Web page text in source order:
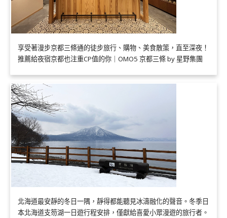
享受著漫步京都三條通的徒步旅行、購物、美食散策，直至深夜！
推薦給夜宿京都也注重CP值的你｜OMO5 京都三條 by 星野集團
北海道最安靜的冬日一隅，靜得都能聽見冰濤融化的聲音。冬季日
本北海道支笏湖一日遊行程安排，僅獻給喜愛小眾漫遊的旅行者。